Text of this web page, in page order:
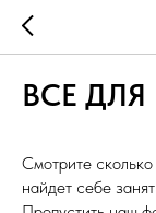
ВСЕ ДЛЯ
Смотрите
найдет себе